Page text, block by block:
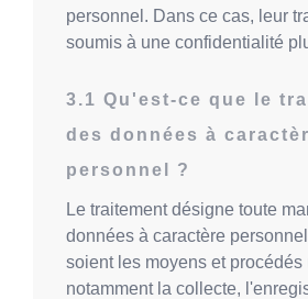
personnel. Dans ce cas, leur
soumis à une confidentialité
Qu'est-ce que le
des données à
personnel ?
Le traitement désigne toute
données à caractère
soient les moyens et procédés
notamment la collecte,